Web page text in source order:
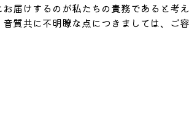
届けするのが私たちの責務であると考
質共に不明瞭な点につきましては、ご容